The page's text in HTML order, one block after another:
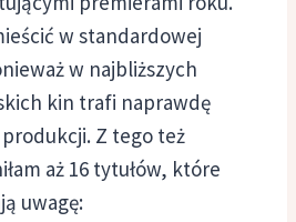
w standardowej
w najbliższych
kin trafi naprawdę
Z tego też
aż 16 tytułów, które
uwagę: